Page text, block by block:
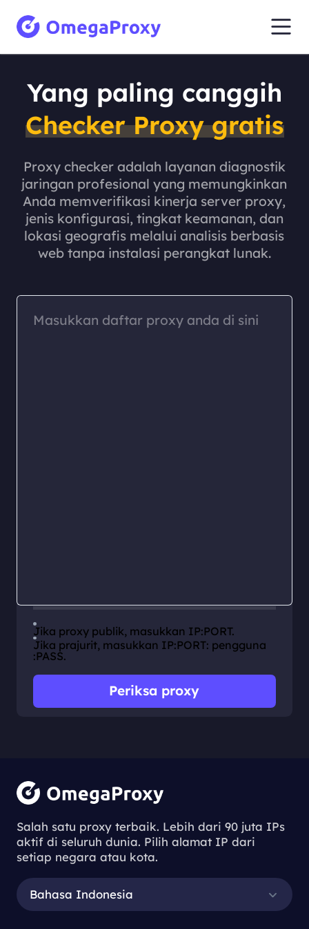
Yang paling canggih
Checker Proxy gratis
Proxy checker adalah layanan diagnostik
jaringan profesional yang memungkinkan
Anda memverifikasi kinerja server proxy,
jenis konfigurasi, tingkat keamanan, dan
lokasi geografis melalui analisis berbasis
web tanpa instalasi perangkat lunak.
Jika proxy publik, masukkan IP:PORT.
Jika prajurit, masukkan IP:PORT: pengguna
:PASS.
Periksa proxy
Salah satu proxy terbaik. Lebih dari 90 juta IPs
aktif di seluruh dunia. Pilih alamat IP dari
setiap negara atau kota.
Bahasa Indonesia